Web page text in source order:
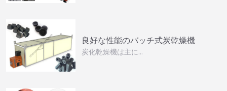
良好な性能のバッチ式炭乾燥機
炭化乾燥機は主に…